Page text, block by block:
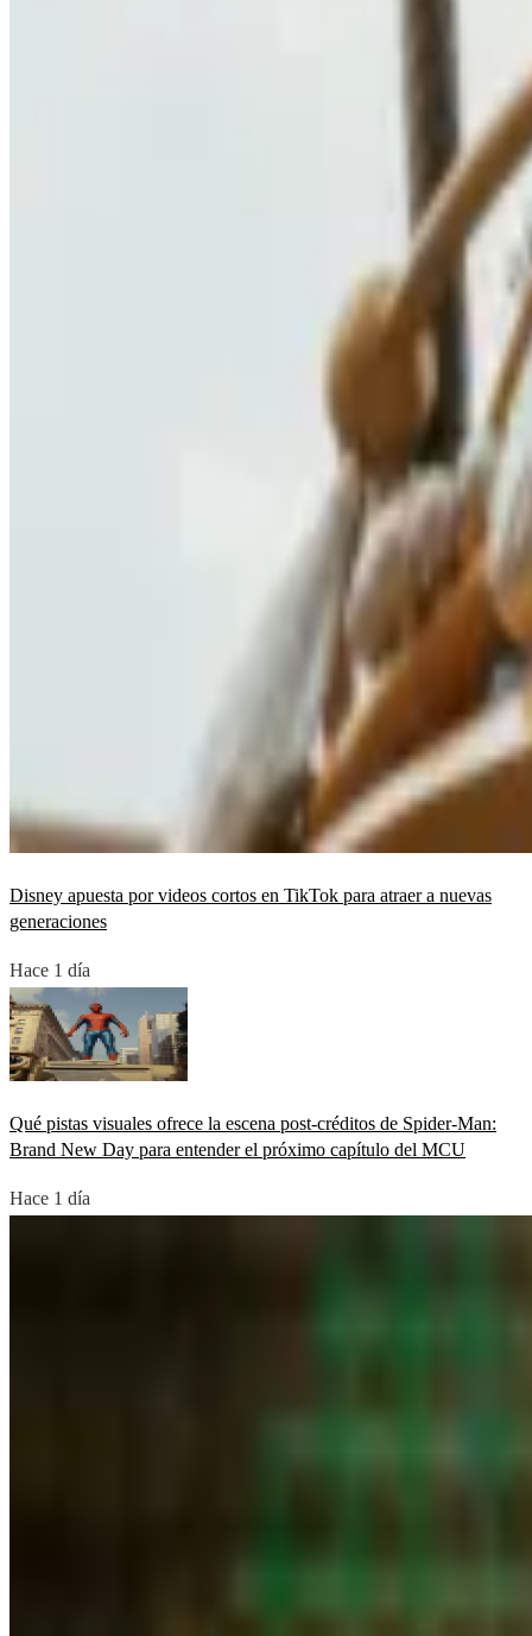
Disney apuesta por videos cortos en TikTok para atraer a nuevas
generaciones
Hace 1 día
Qué pistas visuales ofrece la escena post-créditos de Spider-Man:
Brand New Day para entender el próximo capítulo del MCU
Hace 1 día